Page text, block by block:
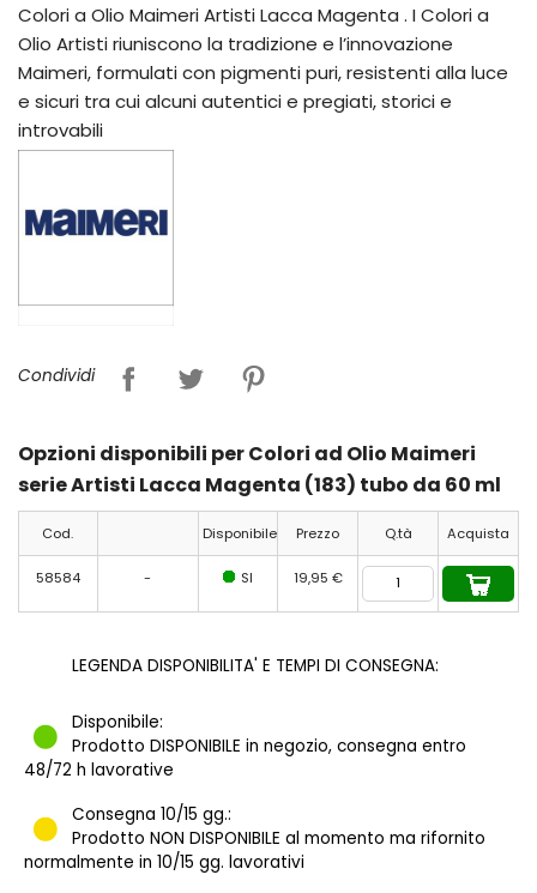
Colori a Olio Maimeri Artisti Lacca Magenta . I Colori a
Olio Artisti riuniscono la tradizione e l’innovazione
Maimeri, formulati con pigmenti puri, resistenti alla luce
e sicuri tra cui alcuni autentici e pregiati, storici e
introvabili
Condividi
Opzioni disponibili per Colori ad Olio Maimeri
serie Artisti Lacca Magenta (183) tubo da 60 ml
Cod. Disponibile Prezzo Q.tà Acquista
58584 - SI 19,95 €
LEGENDA DISPONIBILITA' E TEMPI DI CONSEGNA:
Disponibile:
Prodotto DISPONIBILE in negozio, consegna entro
48/72 h lavorative
Consegna 10/15 gg.:
Prodotto NON DISPONIBILE al momento ma rifornito
normalmente in 10/15 gg. lavorativi